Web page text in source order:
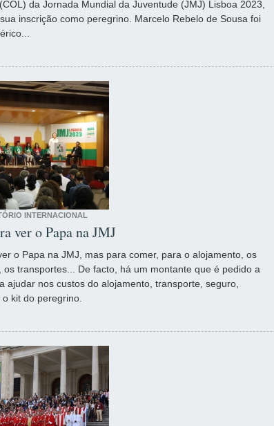
da Jornada Mundial da Juventude (JMJ) Lisboa 2023,
inscrição como peregrino. Marcelo Rebelo de Sousa foi
INTERNACIONAL
ver o Papa na JMJ
o Papa na JMJ, mas para comer, para o alojamento, os
os transportes... De facto, há um montante que é pedido a
ajudar nos custos do alojamento, transporte, seguro,
kit do peregrino.